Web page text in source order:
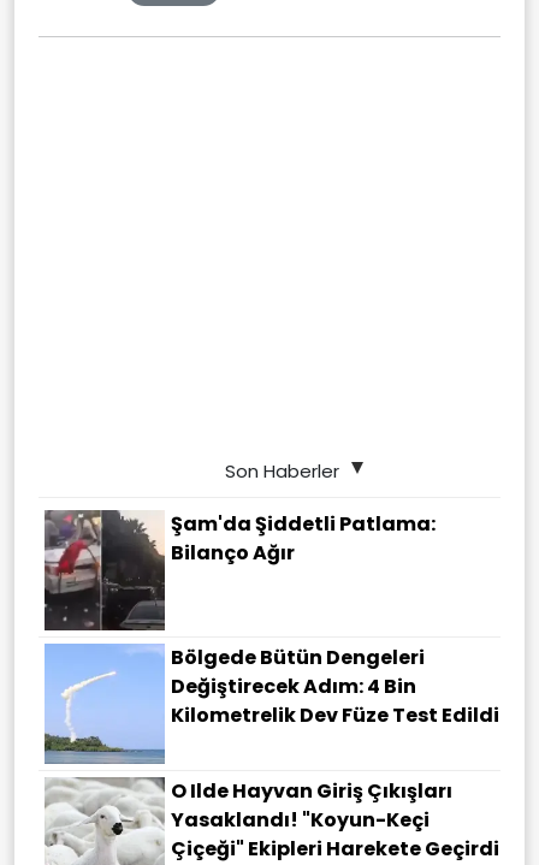
Son Haberler
Şam'da Şiddetli Patlama:
Bilanço Ağır
Bölgede Bütün Dengeleri
Değiştirecek Adım: 4 Bin
Kilometrelik Dev Füze Test Edildi
O Ilde Hayvan Giriş Çıkışları
Yasaklandı! "Koyun-Keçi
Çiçeği" Ekipleri Harekete Geçirdi